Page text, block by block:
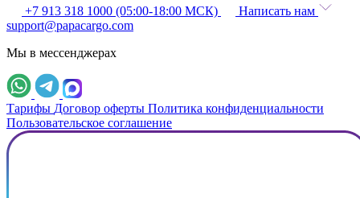
+7 913 318 1000 (05:00-18:00 МСК)
Написать нам
support@papacargo.com
Мы в мессенджерах
Тарифы Договор оферты Политика конфиденциальности
Пользовательское соглашение